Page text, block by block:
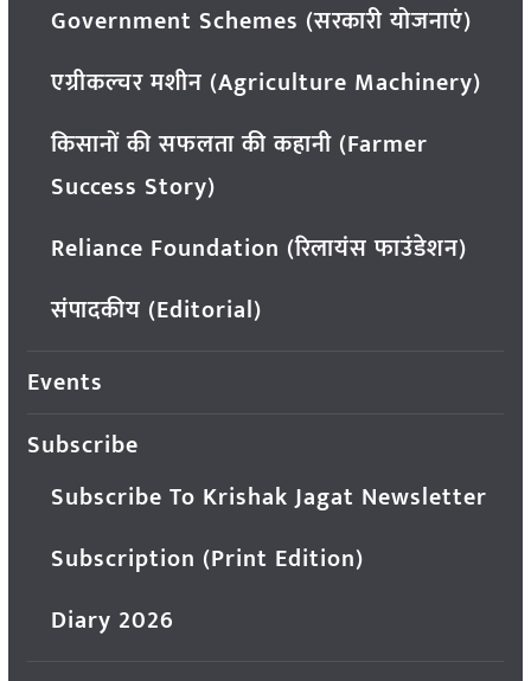
Government Schemes (सरकारी योजनाएं)
एग्रीकल्चर मशीन (Agriculture Machinery)
किसानों की सफलता की कहानी (Farmer
Success Story)
Reliance Foundation (रिलायंस फाउंडेशन)
संपादकीय (Editorial)
Events
Subscribe
Subscribe To Krishak Jagat Newsletter
Subscription (Print Edition)
Diary 2026